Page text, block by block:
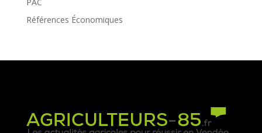
Références Économiques